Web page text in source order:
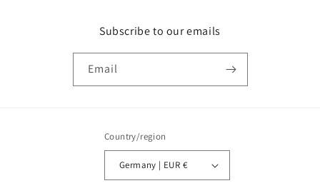
Subscribe to our emails
Email
Country/region
Germany | EUR €